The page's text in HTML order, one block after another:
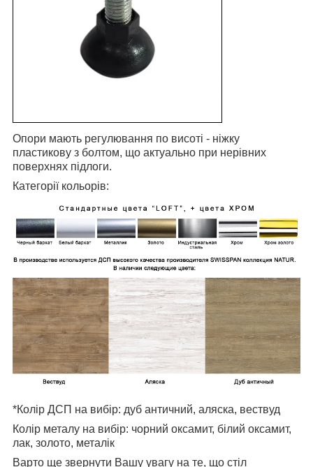
Опори мають регулювання по висоті - ніжку
пластикову з болтом, що актуально при нерівних
поверхнях підлоги.
Категорії кольорiв:
*Колір ДСП на вибір: дуб античний, аляска, вествуд
Колір металу на вибір: чорний оксамит, білий оксамит,
лак, золото, металік
Варто ще звернути Вашу увагу на те, що стіл